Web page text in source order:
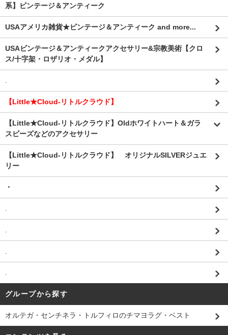
系】ビンテージ＆アンティーク
USAアメリカ雑貨★ビンテージ＆アンティーク and more...
USAビンテージ＆アンティークアクセサリー&宗教美術【クロ
ス/十字架・ロザリオ・メダル】
.
【Little★Cloud-リトルクラウド】
【Little★Cloud-リトルクラウド】Oldホワイトハート＆ガラ
スビーズなどのアクセサリー
【Little★Cloud-リトルクラウド】 オリジナルSILVERジュエ
リー
・
.
.
.
.
グループから探す
オルテガ・センチネラ・トルフィロのチマヨラグ・ベスト